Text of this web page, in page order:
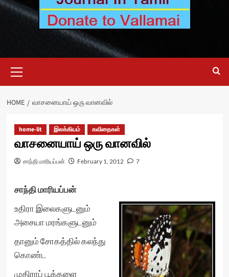
Menu
HOME வாசனையாய் ஒரு வானவில்
home-lit இலக்கியம் கவிதைகள்
வாசனையாய் ஒரு வானவில்
சாந்தி மாரியப்பன் February 1, 2012 7
சாந்தி மாரியப்பன்
உதிரா இலைகளுடனும்
அசையா மரங்களுடனும்
தானும் சோகத்தில் கலந்து
கொண்ட
முதிராப் பூக்களை